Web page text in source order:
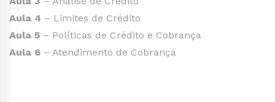
Aula 4 – Limites de Crédito
Aula 5 – Políticas de Crédito e Cobrança
Aula 6 – Atendimento de Cobrança